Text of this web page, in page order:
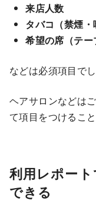
来店人数
タバコ（禁煙・
希望の席（テー
などは必須項目でし
ヘアサロンなどは
て項目をつけるこ
利用レポー
できる